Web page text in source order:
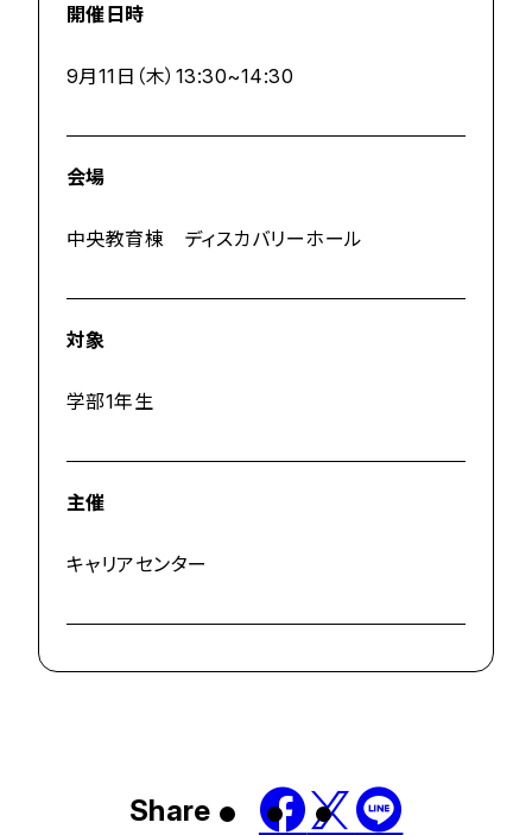
開催日時
9月11日（木）13:30~14:30
会場
中央教育棟 ディスカバリーホール
対象
学部1年生
主催
キャリアセンター
Share